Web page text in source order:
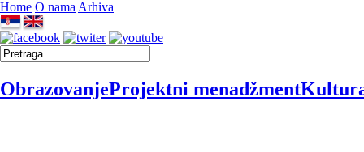
Home O nama Arhiva
ObrazovanjeProjektni menadžment